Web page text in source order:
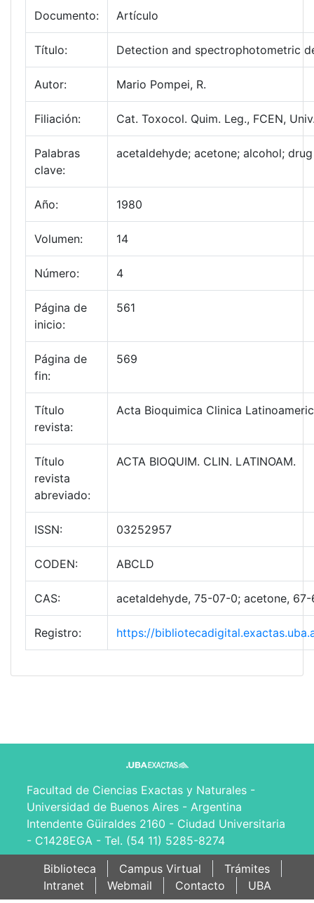
Documento: Artículo
Título: Detection and spectrophotometric
Autor: Mario Pompei, R.
Filiación: Cat. Toxocol. Quim. Leg., FCEN,
Palabras
clave:
acetaldehyde; acetone; alcohol;
Año: 1980
Volumen: 14
Número: 4
Página de
inicio:
561
Página de
fin:
569
Título
revista:
Acta Bioquimica Clinica
Título
revista
abreviado:
ACTA BIOQUIM. CLIN. LATINOAM.
ISSN: 03252957
CODEN: ABCLD
CAS: acetaldehyde, 75-07-0; acetone,
Registro: https://
Facultad de Ciencias Exactas y Naturales -
Universidad de Buenos Aires - Argentina
Intendente Güiraldes 2160 - Ciudad Universitaria
- C1428EGA - Tel. (54 11) 5285-8274
Biblioteca
Campus Virtual
Trámites
Intranet
Webmail Contacto UBA